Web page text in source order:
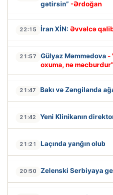
gətirsin” -Ərdoğan
22:15 İran XİN: Əvvəlcə
21:57 Gülyaz Məmmədova -
oxuma, nə məcburdur"
21:47 Bakı və Zəngilanda
21:42 Yeni Klinikanın
21:21 Laçında yanğın olub
20:50 Zelenski Serbiyaya